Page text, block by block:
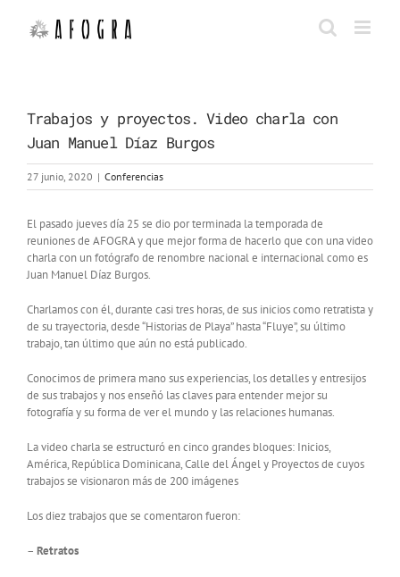
contenido
Trabajos y proyectos. Video charla con
Juan Manuel Díaz Burgos
27 junio, 2020 | Conferencias
El pasado jueves día 25 se dio por terminada la temporada de
reuniones de AFOGRA y que mejor forma de hacerlo que con una video
charla con un fotógrafo de renombre nacional e internacional como es
Juan Manuel Díaz Burgos.
Charlamos con él, durante casi tres horas, de sus inicios como retratista y
de su trayectoria, desde “Historias de Playa” hasta “Fluye”, su último
trabajo, tan último que aún no está publicado.
Conocimos de primera mano sus experiencias, los detalles y entresijos
de sus trabajos y nos enseñó las claves para entender mejor su
fotografía y su forma de ver el mundo y las relaciones humanas.
La video charla se estructuró en cinco grandes bloques: Inicios,
América, República Dominicana, Calle del Ángel y Proyectos de cuyos
trabajos se visionaron más de 200 imágenes
Los diez trabajos que se comentaron fueron:
– Retratos